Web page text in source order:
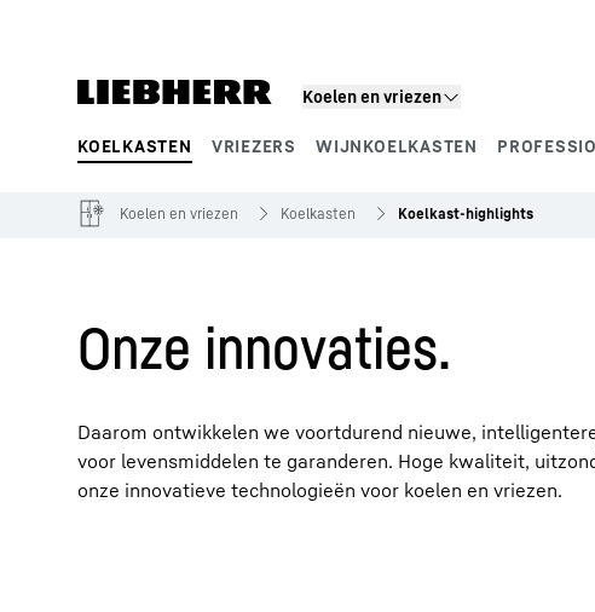
Koelen en vriezen
KOELKASTEN VRIEZERS WIJNKOELKASTEN
Productsegmenten
Koelen en vriezen Koelkasten Koelkast-highlights
Onze innovaties.
Daarom ontwikkelen we voortdurend nieuwe,
voor levensmiddelen te garanderen. Hoge kwaliteit,
onze innovatieve technologieën voor koelen en vriezen.